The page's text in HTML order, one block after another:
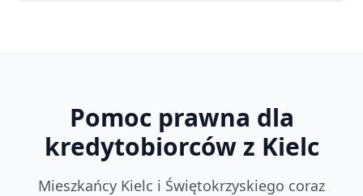
Pomoc prawna dla
kredytobiorców z Kielc
Mieszkańcy Kielc i Świętokrzyskiego coraz